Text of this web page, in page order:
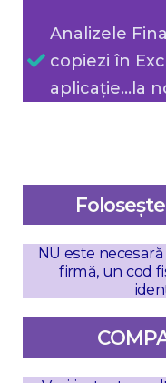
Analizele
copiezi în
aplicație...la
NU este
firmă, un cod